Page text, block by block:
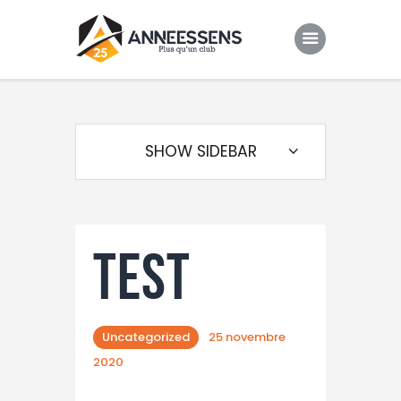
Evenements
Gallery
test
Uncategorized
25 novembre
2020
SHOW SIDEBAR